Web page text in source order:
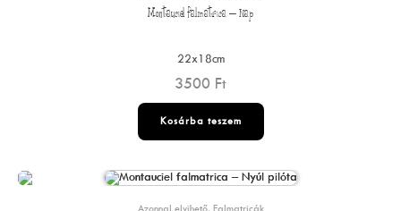
Montauciel falmatrica – Nap
22x18cm
3500 Ft
Kosárba teszem
Azonnal elvihető, Falmatricák